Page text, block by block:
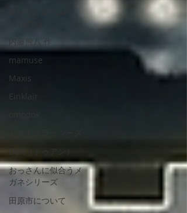
内藤熊八 作
mamuse
Maxis
Einklair
Dun（ドゥアン）
おっさんに似合うメ
ガネシリーズ
田原市について